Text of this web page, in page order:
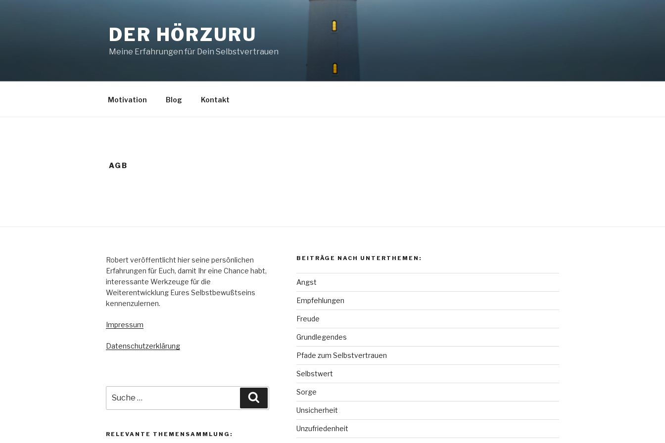
DER HÖRZURU
Meine Erfahrungen für Dein Selbstvertrauen
Motivation Blog Kontakt
AGB
Robert veröffentlicht hier seine persönlichen
Erfahrungen für Euch, damit Ihr eine Chance habt,
interessante Werkzeuge für die
Weiterentwicklung Eures Selbstbewußtseins
kennenzulernen.
Impressum
Datenschutzerklärung
nach:
RELEVANTE THEMENSAMMLUNG:
BEITRÄGE NACH UNTERTHEMEN:
Angst
Empfehlungen
Freude
Grundlegendes
Pfade zum Selbstvertrauen
Selbstwert
Sorge
Unsicherheit
Unzufriedenheit